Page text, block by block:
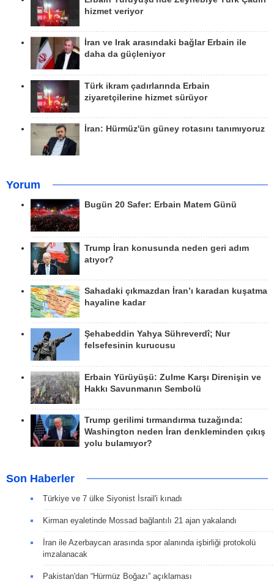
hizmet veriyor
İran ve Irak arasındaki bağlar Erbain ile
daha da güçleniyor
Türk ikram çadırlarında Erbain
ziyaretçilerine hizmet sürüyor
İran: Hürmüz'ün güney rotasını tanımıyoruz
Yorum
Bugün 20 Safer: Erbain Matem Günü
Trump İran konusunda neden geri adım
atıyor?
Sahadaki çıkmazdan İran’ı karadan kuşatma
hayaline kadar
Şehabeddin Yahya Sühreverdî; Nur
felsefesinin kurucusu
Erbain Yürüyüşü: Zulme Karşı Direnişin ve
Hakkı Savunmanın Sembolü
Trump gerilimi tırmandırma tuzağında:
Washington neden İran denkleminden çıkış
yolu bulamıyor?
Son Haberler
Türkiye ve 7 ülke Siyonist İsrail'i kınadı
Kirman eyaletinde Mossad bağlantılı 21 ajan yakalandı
İran ile Azerbaycan arasında spor alanında işbirliği protokolü
imzalanacak
Pakistan'dan “Hürmüz Boğazı” açıklaması